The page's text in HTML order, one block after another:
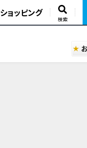
ショッピング
検索